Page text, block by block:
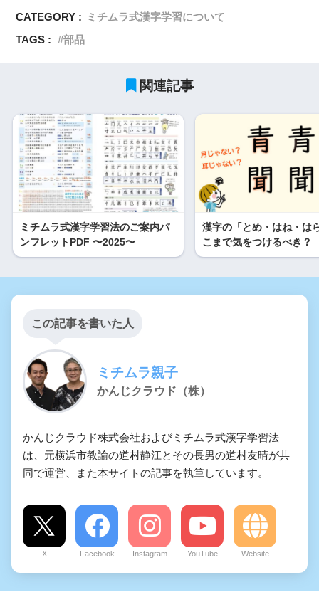
CATEGORY : ミチムラ式漢字学習について
TAGS :
部品
関連記事
ミチムラ式漢字学習法のご案内パ
ンフレットPDF 〜2025〜
漢字の「とめ・はね・は
こまで気をつけるべき？
この記事を書いた人
ミチムラ親子
かんじクラウド（株）
かんじクラウド株式会社およびミチムラ式漢字学習法
は、元横浜市教諭の道村静江とその長男の道村友晴が共
同で運営、また本サイトの記事を執筆しています。
X Facebook Instagram YouTube Website